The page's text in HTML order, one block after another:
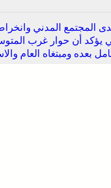
المجتمع المدني
بعده ومبتغاه العام